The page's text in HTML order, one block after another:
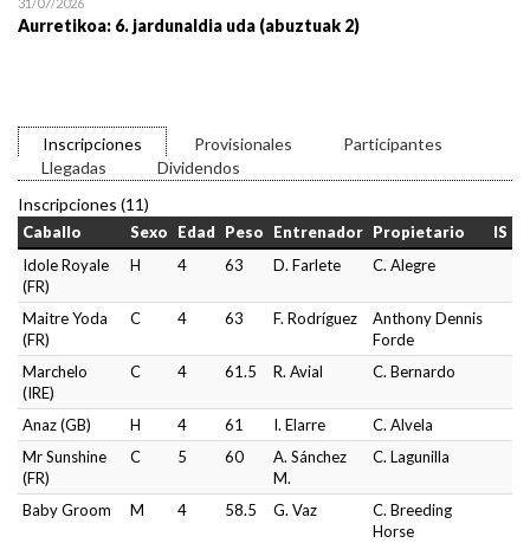
31/07/2026
Aurretikoa: 6. jardunaldia uda (abuztuak 2)
Inscripciones Provisionales
Participantes
Llegadas
Dividendos
Inscripciones (11)
Caballo Sexo Edad Peso Entrenador Propietario
IS
Idole Royale
(FR)
H 4 63 D. Farlete C. Alegre
Maitre Yoda
(FR)
C 4 63 F. Rodríguez
Anthony Dennis
Forde
Marchelo
(IRE)
C 4 61.5 R. Avial C. Bernardo
Anaz (GB) H 4 61 I. Elarre
C. Alvela
Mr Sunshine
(FR)
C 5 60
A. Sánchez
M.
C. Lagunilla
Baby Groom M 4 58.5 G. Vaz
C. Breeding
Horse